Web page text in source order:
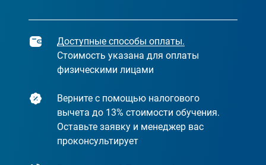
Доступные способы оплаты.
Стоимость указана для оплаты
физическими лицами
Верните с помощью налогового
вычета до 13% стоимости обучения.
Оставьте заявку и менеджер вас
проконсультирует